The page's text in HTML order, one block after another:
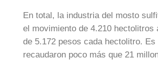
En total, la industria del mosto
el movimiento de 4.210 hectolitros
de 5.172 pesos cada hectolitro. Es
recaudaron poco más que 21